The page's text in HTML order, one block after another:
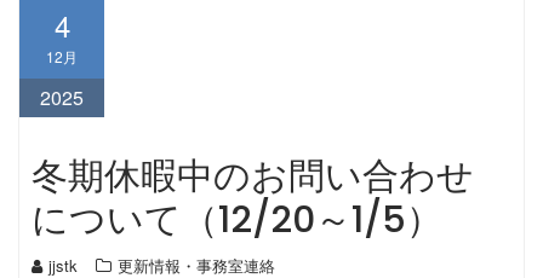
4
12月
2025
冬期休暇中のお問い合わせ
について（12/20～1/5）
jjstk 更新情報・事務室連絡